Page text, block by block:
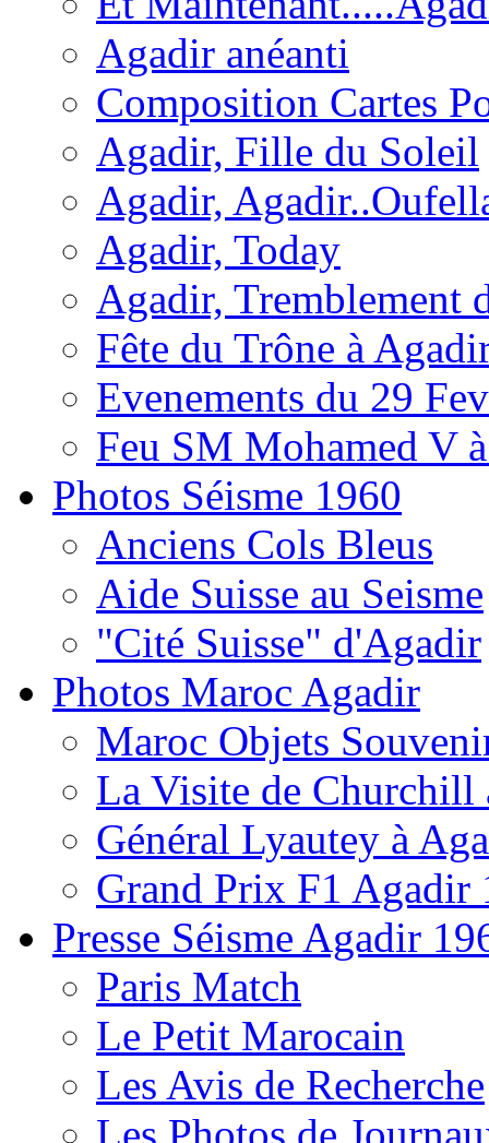
Agadir anéanti
Composition Cartes
Agadir, Fille du Soleil
Agadir,
Agadir, Today
Agadir, Tremblement
Fête du Trône à
Evenements du 29
Feu SM Mohamed V
Photos Séisme 1960
Anciens Cols Bleus
Aide Suisse au Seisme
"Cité Suisse" d'Agadir
Photos Maroc Agadir
Maroc Objets
La Visite de Churchill
Général Lyautey à
Grand Prix F1 Agadir
Presse Séisme Agadir
Paris Match
Le Petit Marocain
Les Avis de Recherche
Les Photos de